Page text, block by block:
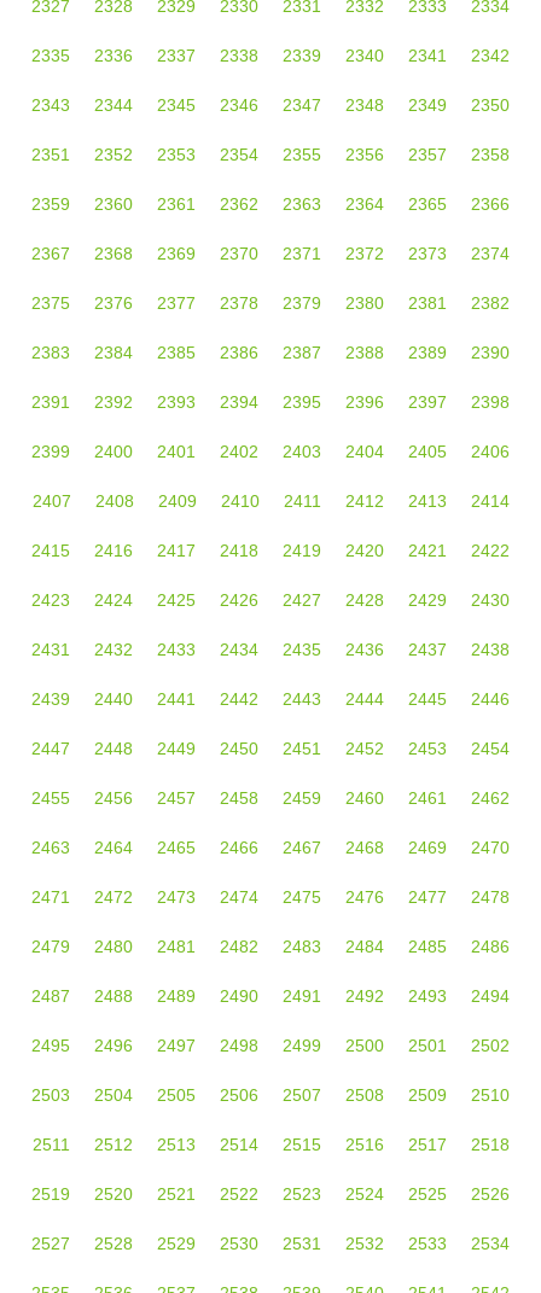
2327 2328 2329 2330 2331 2332 2333 2334
2335 2336 2337 2338 2339 2340 2341 2342
2343 2344 2345 2346 2347 2348 2349 2350
2351 2352 2353 2354 2355 2356 2357 2358
2359 2360 2361 2362 2363 2364 2365 2366
2367 2368 2369 2370 2371 2372 2373 2374
2375 2376 2377 2378 2379 2380 2381 2382
2383 2384 2385 2386 2387 2388 2389 2390
2391 2392 2393 2394 2395 2396 2397 2398
2399 2400 2401 2402 2403 2404 2405 2406
2407 2408 2409 2410 2411 2412 2413 2414
2415 2416 2417 2418 2419 2420 2421 2422
2423 2424 2425 2426 2427 2428 2429 2430
2431 2432 2433 2434 2435 2436 2437 2438
2439 2440 2441 2442 2443 2444 2445 2446
2447 2448 2449 2450 2451 2452 2453 2454
2455 2456 2457 2458 2459 2460 2461 2462
2463 2464 2465 2466 2467 2468 2469 2470
2471 2472 2473 2474 2475 2476 2477 2478
2479 2480 2481 2482 2483 2484 2485 2486
2487 2488 2489 2490 2491 2492 2493 2494
2495 2496 2497 2498 2499 2500 2501 2502
2503 2504 2505 2506 2507 2508 2509 2510
2511 2512 2513 2514 2515 2516 2517 2518
2519 2520 2521 2522 2523 2524 2525 2526
2527 2528 2529 2530 2531 2532 2533 2534